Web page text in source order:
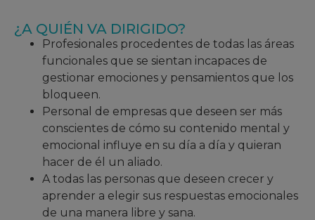
¿A QUIÉN VA DIRIGIDO?
Profesionales procedentes de todas las áreas
funcionales que se sientan incapaces de
gestionar emociones y pensamientos que los
bloqueen.
Personal de empresas que deseen ser más
conscientes de cómo su contenido mental y
emocional influye en su día a día y quieran
hacer de él un aliado.
A todas las personas que deseen crecer y
aprender a elegir sus respuestas emocionales
de una manera libre y sana.